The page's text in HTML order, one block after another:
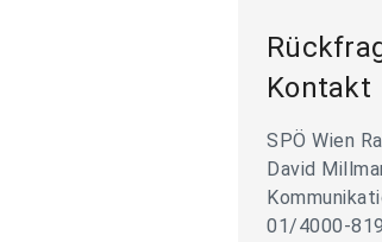
Kontakt
SPÖ Wien
David
01/4000-